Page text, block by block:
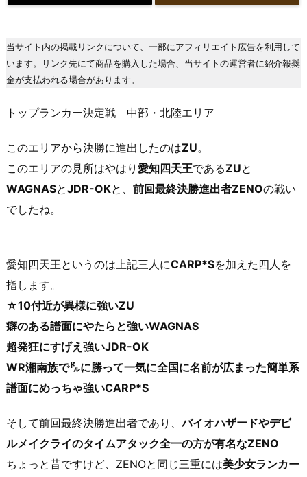
当サイト内の掲載リンクについて、一部にアフィリエイト広告を利用して
います。リンク先にて商品を購入した場合、当サイトの運営者に紹介報奨
金が支払われる場合があります。
トップランカー決定戦 中部・北陸エリア
このエリアから決勝に進出したのはZU。
このエリアの見所はやはり 愛知四天王であるZUと
WAGNASとJDR-OKと、 前回最終決勝進出者ZENOの戦い
でしたね。
愛知四天王というのは上記三人にCARP*Sを加えた四人を
指します。
☆10付近が異様に強いZU
癖のある譜面にやたらと強いWAGNAS
超発狂にすげえ強いJDR-OK
WR湘南族で㌦に勝って一気に全国に名前が広まった簡単系
譜面にめっちゃ強いCARP*S
そして前回最終決勝進出者であり、バイオハザードやデビ
ルメイクライのタイムアタック全一の方が有名なZENO
ちょっと昔ですけど、ZENOと同じ三重には美少女ランカー